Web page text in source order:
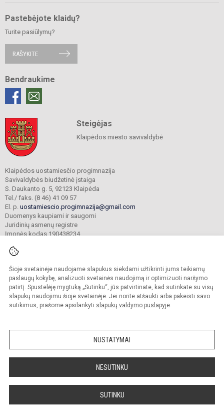
Šioje svetainėje naudojame slapukus siekdami užtikrinti jums teikiamų
paslaugų kokybę, analizuoti svetainės naudojimą ir optimizuoti naršymo
patirtį. Spustelėję mygtuką „Sutinku“, jūs patvirtinate, kad sutinkate su visų
slapukų naudojimu šioje svetainėje. Jei norite atšaukti arba pakeisti savo
sutikimus, prašome apsilankyti slapukų valdymo puslapyje.
NUSTATYMAI
NESUTINKU
SUTINKU
Pastebėjote klaidų?
Turite pasiūlymų?
RAŠYKITE
Bendraukime
Steigėjas
Klaipėdos miesto savivaldybė
Klaipėdos uostamiesčio progimnazija
Savivaldybės biudžetinė įstaiga
S. Daukanto g. 5, 92123 Klaipėda
Tel./ faks. (8 46) 41 09 57
El. p. uostamiescio.progimnazija@gmail.com
Duomenys kaupiami ir saugomi
Juridinių asmenų registre
Įmonės kodas 190438234
© 2023. Klaipėdos uostamiesčio progimnazija. Visos teisės saugomos.
Kopijuoti turinį be raštiško gimnazijos sutikimo griežtai draudžiama.
Prieinamumo paraiška Slapukų valdymas
Sumanus būdas atnaujinti